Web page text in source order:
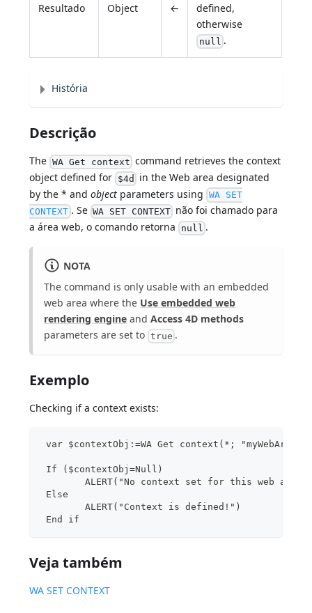
Resultado Object ←
defined,
otherwise
null .
História
Descrição
The WA Get context command retrieves the context
object defined for $4d in the Web area designated
by the * andobject parameters using WA SET
CONTEXT . Se WA SET CONTEXT não foi chamado para
a área web, o comando retorna null .
NOTA
The command is only usable with an embedded
web area where the Use embedded web
rendering engine andAccess 4D methods
parameters are set to true .
Exemplo
Checking if a context exists:
var $contextObj:=WA Get context(*; "myWebArea")
If ($contextObj=Null)
ALERT("No context set for this web
Else
	ALERT("Context is defined!")
End if
Veja também
WA SET CONTEXT